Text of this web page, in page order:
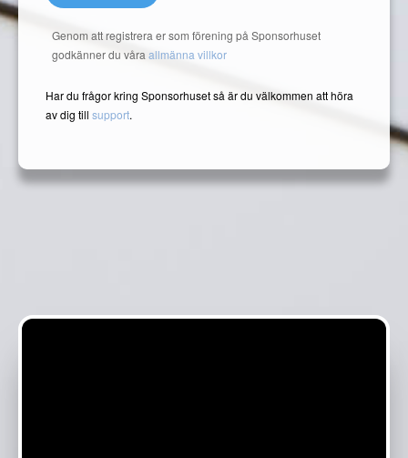
Genom att registrera er som förening på Sponsorhuset
godkänner du våra allmänna villkor
Har du frågor kring Sponsorhuset så är du välkommen att höra
av dig till support.